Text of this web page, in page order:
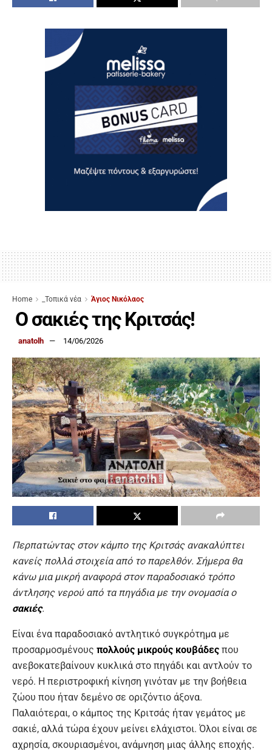
Home _Τοπικά νέα Άγιος Νικόλαος
Ο σακιές της Κριτσάς!
anatolh 14/06/2026
Περπατώντας στον κάμπο της Κριτσάς ανακαλύπτει
κανείς πολλά στοιχεία από το παρελθόν. Σήμερα θα
κάνω μια μικρή αναφορά στον παραδοσιακό τρόπο
άντλησης νερού από τα πηγάδια με την ονομασία ο
σακιές.
Είναι ένα παραδοσιακό αντλητικό συγκρότημα με
προσαρμοσμένους πολλούς μικρούς κουβάδες που
ανεβοκατεβαίνουν κυκλικά στο πηγάδι και αντλούν το
νερό. Η περιστροφική κίνηση γινόταν με την βοήθεια
ζώου που ήταν δεμένο σε οριζόντιο άξονα.
Παλαιότεραι, ο κάμπος της Κριτσάς ήταν γεμάτος με
σακιέ, αλλά τώρα έχουν μείνει ελάχιστοι. Όλοι είναι σε
αχρησία, σκουριασμένοι, ανάμνηση μιας άλλης εποχής.